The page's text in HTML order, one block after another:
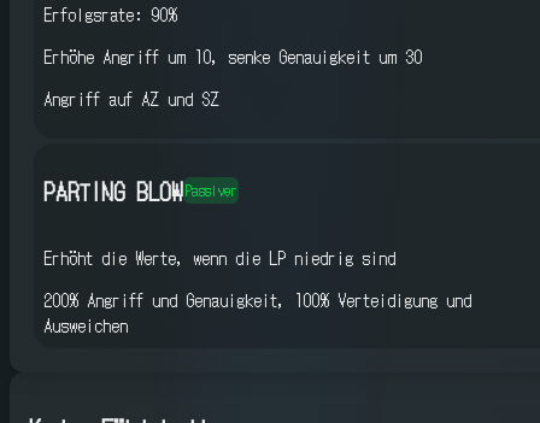
Erfolgsrate: 90%
Erhöhe Angriff um 10, senke Genauigkeit um 30
Angriff auf AZ und SZ
PARTING BLOWPassiver
Erhöht die Werte, wenn die LP niedrig sind
200% Angriff und Genauigkeit, 100% Verteidigung und
Ausweichen